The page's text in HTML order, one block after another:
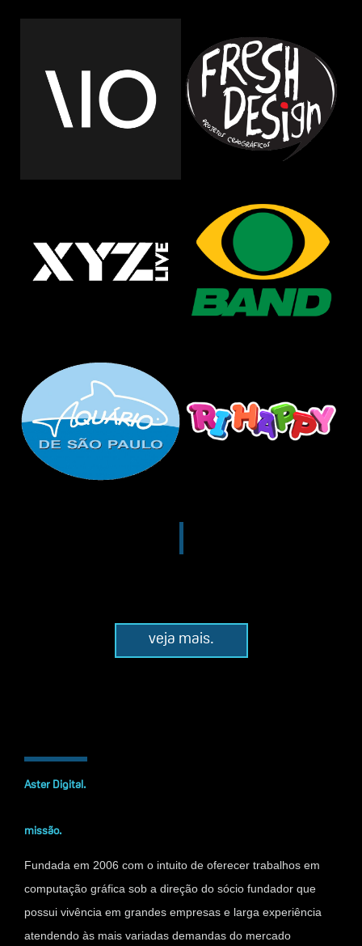
veja mais.
Aster Digital.
missão.
Fundada em 2006 com o intuito de oferecer trabalhos em
computação gráfica sob a direção do sócio fundador que
possui vivência em grandes empresas e larga experiência
atendendo às mais variadas demandas do mercado